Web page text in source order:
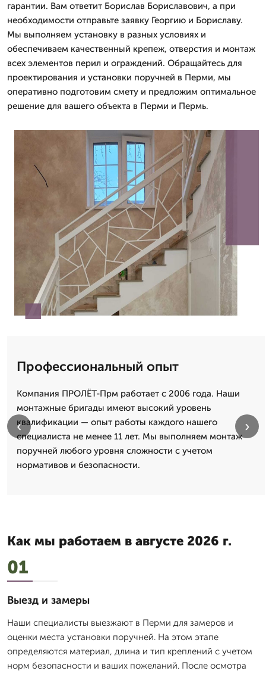
гарантии. Вам ответит Борислав Бориславович, а при
необходимости отправьте заявку Георгию и Бориславу.
Мы выполняем установку в разных условиях и
обеспечиваем качественный крепеж, отверстия и монтаж
всех элементов перил и ограждений. Обращайтесь для
проектирования и установки поручней в Перми, мы
оперативно подготовим смету и предложим оптимальное
решение для вашего объекта в Перми и Пермь.
Профессиональный опыт
Компания ПРОЛЁТ-Прм работает с 2006 года. Наши
монтажные бригады имеют высокий уровень
квалификации — опыт работы каждого нашего
специалиста не менее 11 лет. Мы выполняем монтаж
поручней любого уровня сложности с учетом
нормативов и безопасности.
‹ ›
Как мы работаем в августе 2026 г.
01
Выезд и замеры
Наши специалисты выезжают в Перми для замеров и
оценки места установки поручней. На этом этапе
определяются материал, длина и тип креплений с учетом
норм безопасности и ваших пожеланий. После осмотра